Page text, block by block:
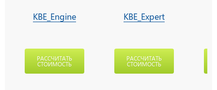
KBE_Engine
РАССЧИТАТЬ
СТОИМОСТЬ
KBE_Expert
РАССЧИТАТЬ
СТОИМОСТЬ